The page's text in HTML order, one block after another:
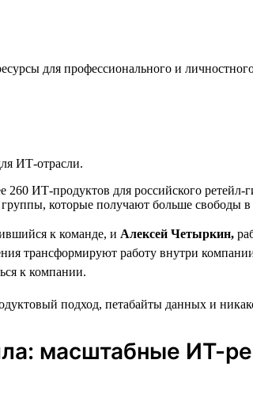
для профессионального и
ИТ-отрасли.
ИТ-продуктов для российского ретейл-
которые получают больше свободы
к команде, и Алексей Четыркин,
трансформируют работу внутри
к компании.
масштабные ИТ-